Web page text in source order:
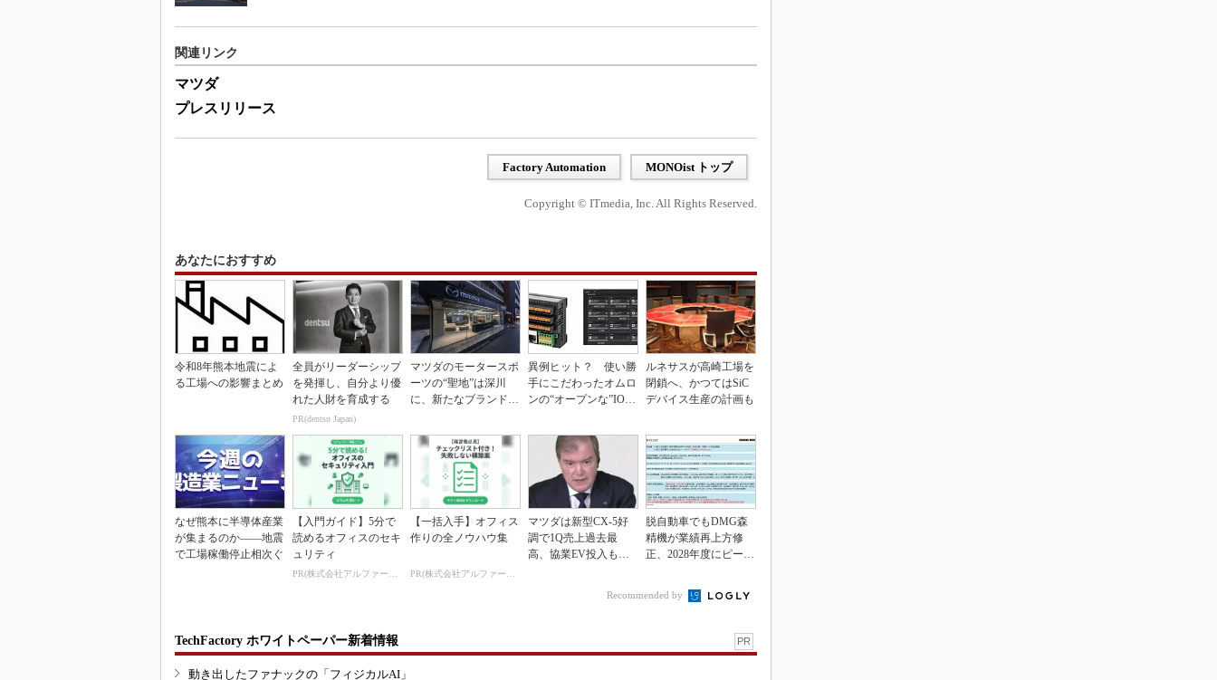
関連リンク
マツダ
プレスリリース
Factory Automation MONOist トップ
Copyright © ITmedia, Inc. All Rights Reserved.
あなたにおすすめ
令和8年熊本地震によ
る工場への影響まとめ
全員がリーダーシップ
を発揮し、自分より優
れた人財を育成する
PR(dentsu Japan)
マツダのモータースポ
ーツの“聖地”は深川
に、新たなブランド体
異例ヒット？ 使い勝
手にこだわったオムロ
ンの“オープンな”IO-L
ルネサスが高崎工場を
閉鎖へ、かつてはSiC
デバイス生産の計画も
なぜ熊本に半導体産業
が集まるのか――地震
で工場稼働停止相次ぐ
【入門ガイド】5分で
読めるオフィスのセキ
ュリティ
PR(株式会社アルファーテクノ)
【一括入手】オフィス
作りの全ノウハウ集
PR(株式会社アルファーテクノ)
マツダは新型CX-5好
調で1Q売上過去最
高、協業EV投入も通
脱自動車でもDMG森
精機が業績再上方修
正、2028年度にピーク
Recommended by
TechFactory ホワイトペーパー新着情報 PR
動き出したファナックの「フィジカルAI」